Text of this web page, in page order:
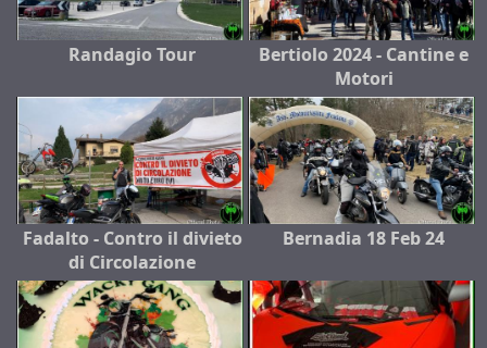
Randagio Tour
Bertiolo 2024 - Cantine e
Motori
Fadalto - Contro il divieto
di Circolazione
Bernadia 18 Feb 24